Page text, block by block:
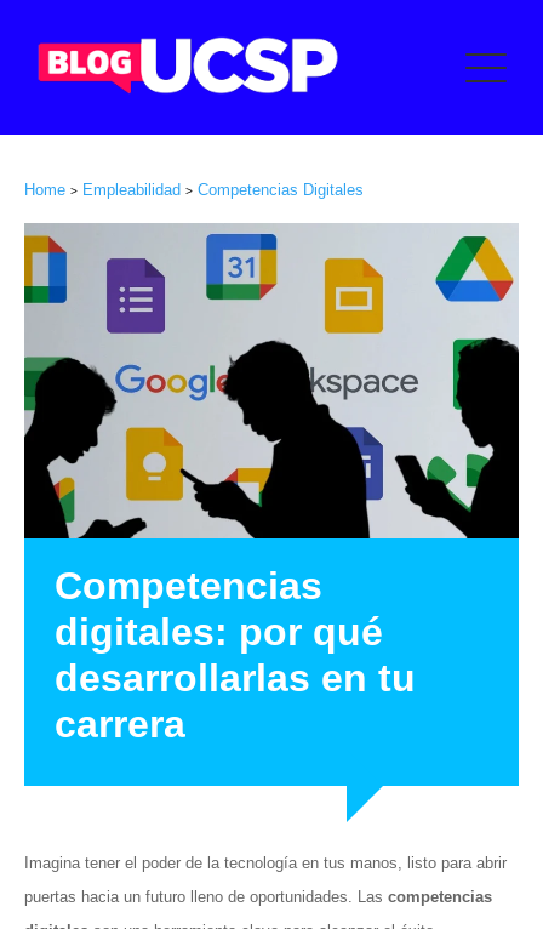
Home > Empleabilidad > Competencias Digitales
Competencias
digitales: por qué
desarrollarlas en tu
carrera
Imagina tener el poder de la tecnología en tus manos, listo para abrir
puertas hacia un futuro lleno de oportunidades. Las competencias